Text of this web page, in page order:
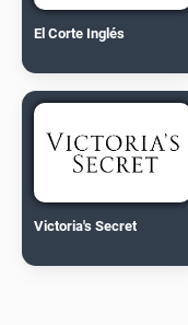
El Corte Inglés
Victoria's Secret